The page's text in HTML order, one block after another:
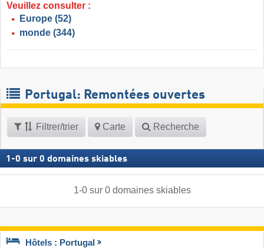
Veuillez consulter :
Europe (52)
monde (344)
Portugal: Remontées ouvertes
Filtrer/trier Carte Recherche
1 -0 sur 0 domaines skiables
1-0sur 0 domaines skiables
Hôtels : Portugal